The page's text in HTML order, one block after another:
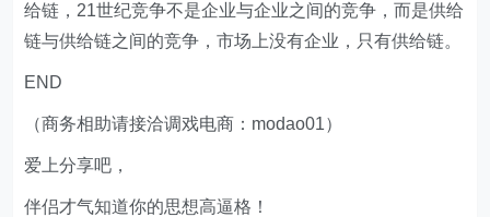
给链，21世纪竞争不是企业与企业之间的竞争，而是供给
链与供给链之间的竞争，市场上没有企业，只有供给链。
END
（商务相助请接洽调戏电商：modao01）
爱上分享吧，
伴侣才气知道你的思想高逼格！